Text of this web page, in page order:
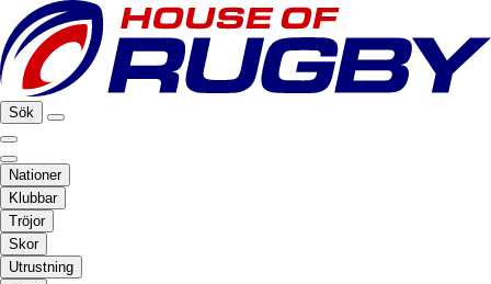
Sök
Nationer
Klubbar
Tröjor
Skor
Utrustning